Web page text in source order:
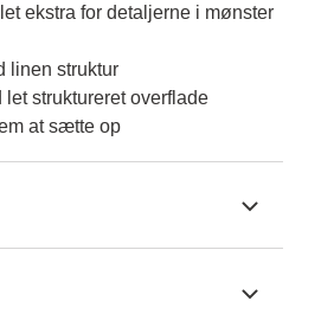
ekstra for detaljerne i mønster
linen struktur
let struktureret overflade
at sætte op